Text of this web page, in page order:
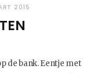
2015
de bank. Eentje met